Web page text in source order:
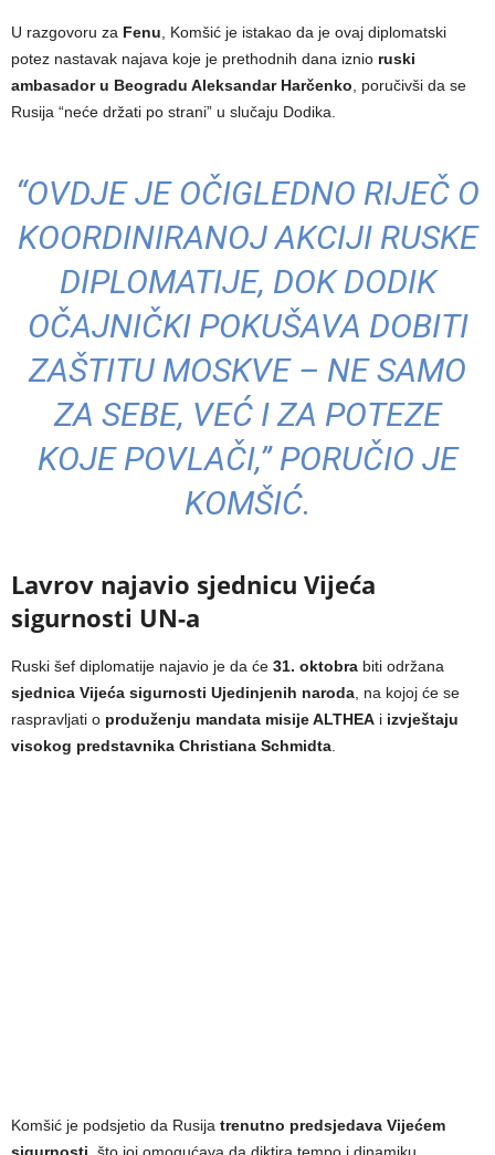
U razgovoru za Fenu , Komšić je istakao da je ovaj diplomatski
potez nastavak najava koje je prethodnih dana iznio ruski
ambasador u Beogradu Aleksandar Harčenko , poručivši da se
Rusija “neće držati po strani” u slučaju Dodika.
“OVDJE JE OČIGLEDNO RIJEČ O
KOORDINIRANOJ AKCIJI RUSKE
DIPLOMATIJE, DOK DODIK
OČAJNIČKI POKUŠAVA DOBITI
ZAŠTITU MOSKVE – NE SAMO
ZA SEBE, VEĆ I ZA POTEZE
KOJE POVLAČI,” PORUČIO JE
KOMŠIĆ.
Lavrov najavio sjednicu Vijeća
sigurnosti UN-a
Ruski šef diplomatije najavio je da će 31. oktobra biti održana
sjednica Vijeća sigurnosti Ujedinjenih naroda , na kojoj će se
raspravljati o produženju mandata misije ALTHEA i izvještaju
visokog predstavnika Christiana Schmidta
Komšić je podsjetio da Rusija trenutno predsjedava Vijećem